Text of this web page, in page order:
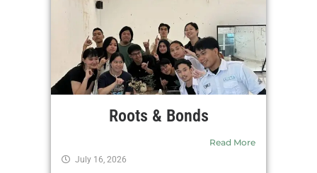
Roots & Bonds
Read More
July 16, 2026